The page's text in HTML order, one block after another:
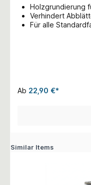
Holzgrundierung
Verhindert
Für alle
Ab 22,90 €*
Similar Items